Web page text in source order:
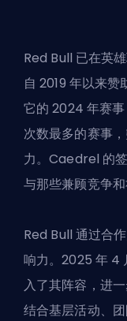
Red Bull 已在英
自 2019 年以来赞
它的 2024 年赛
次数最多的赛事
力。Caedrel 的
与那些兼顾竞争
Red Bull 通过合
响力。2025 年 4
入了其阵容，进
结合基层活动、